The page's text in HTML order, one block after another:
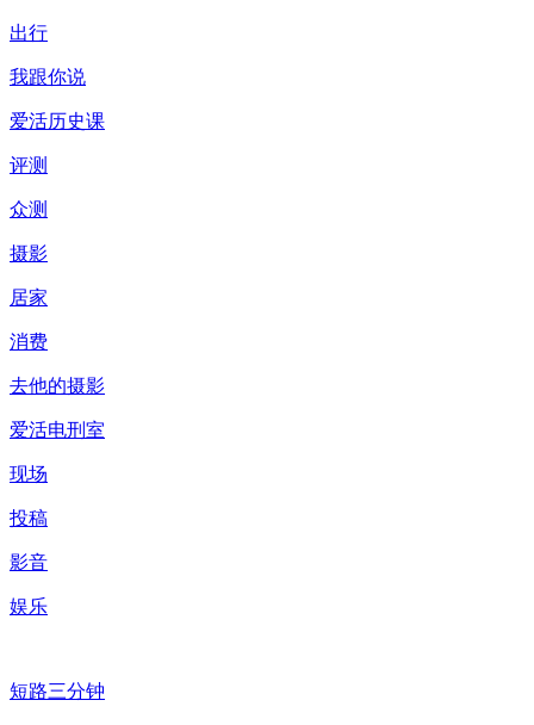
出行
我跟你说
爱活历史课
评测
众测
摄影
居家
消费
去他的摄影
爱活电刑室
现场
投稿
影音
娱乐
短路三分钟